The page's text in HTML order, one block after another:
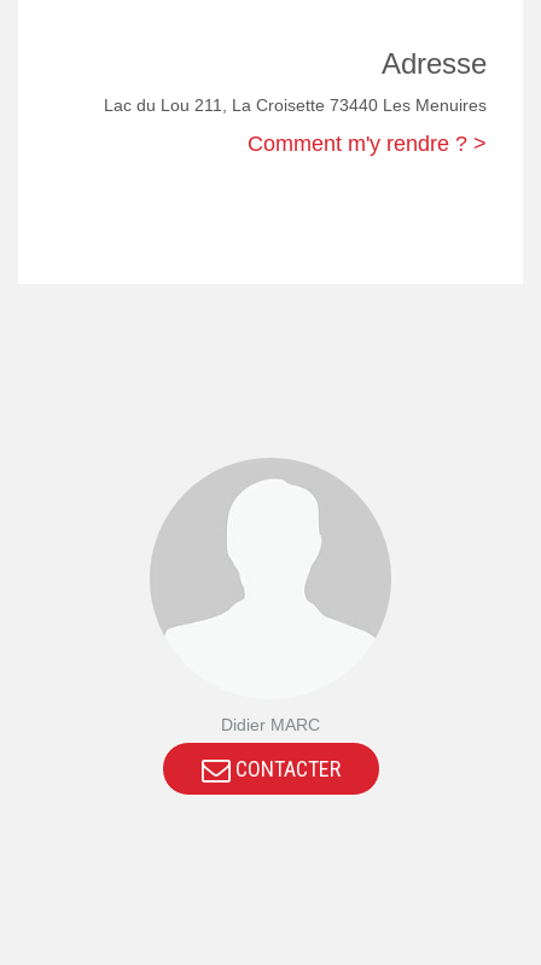
Adresse
Lac du Lou 211, La Croisette 73440 Les Menuires
Comment m'y rendre ? >
Didier MARC
CONTACTER